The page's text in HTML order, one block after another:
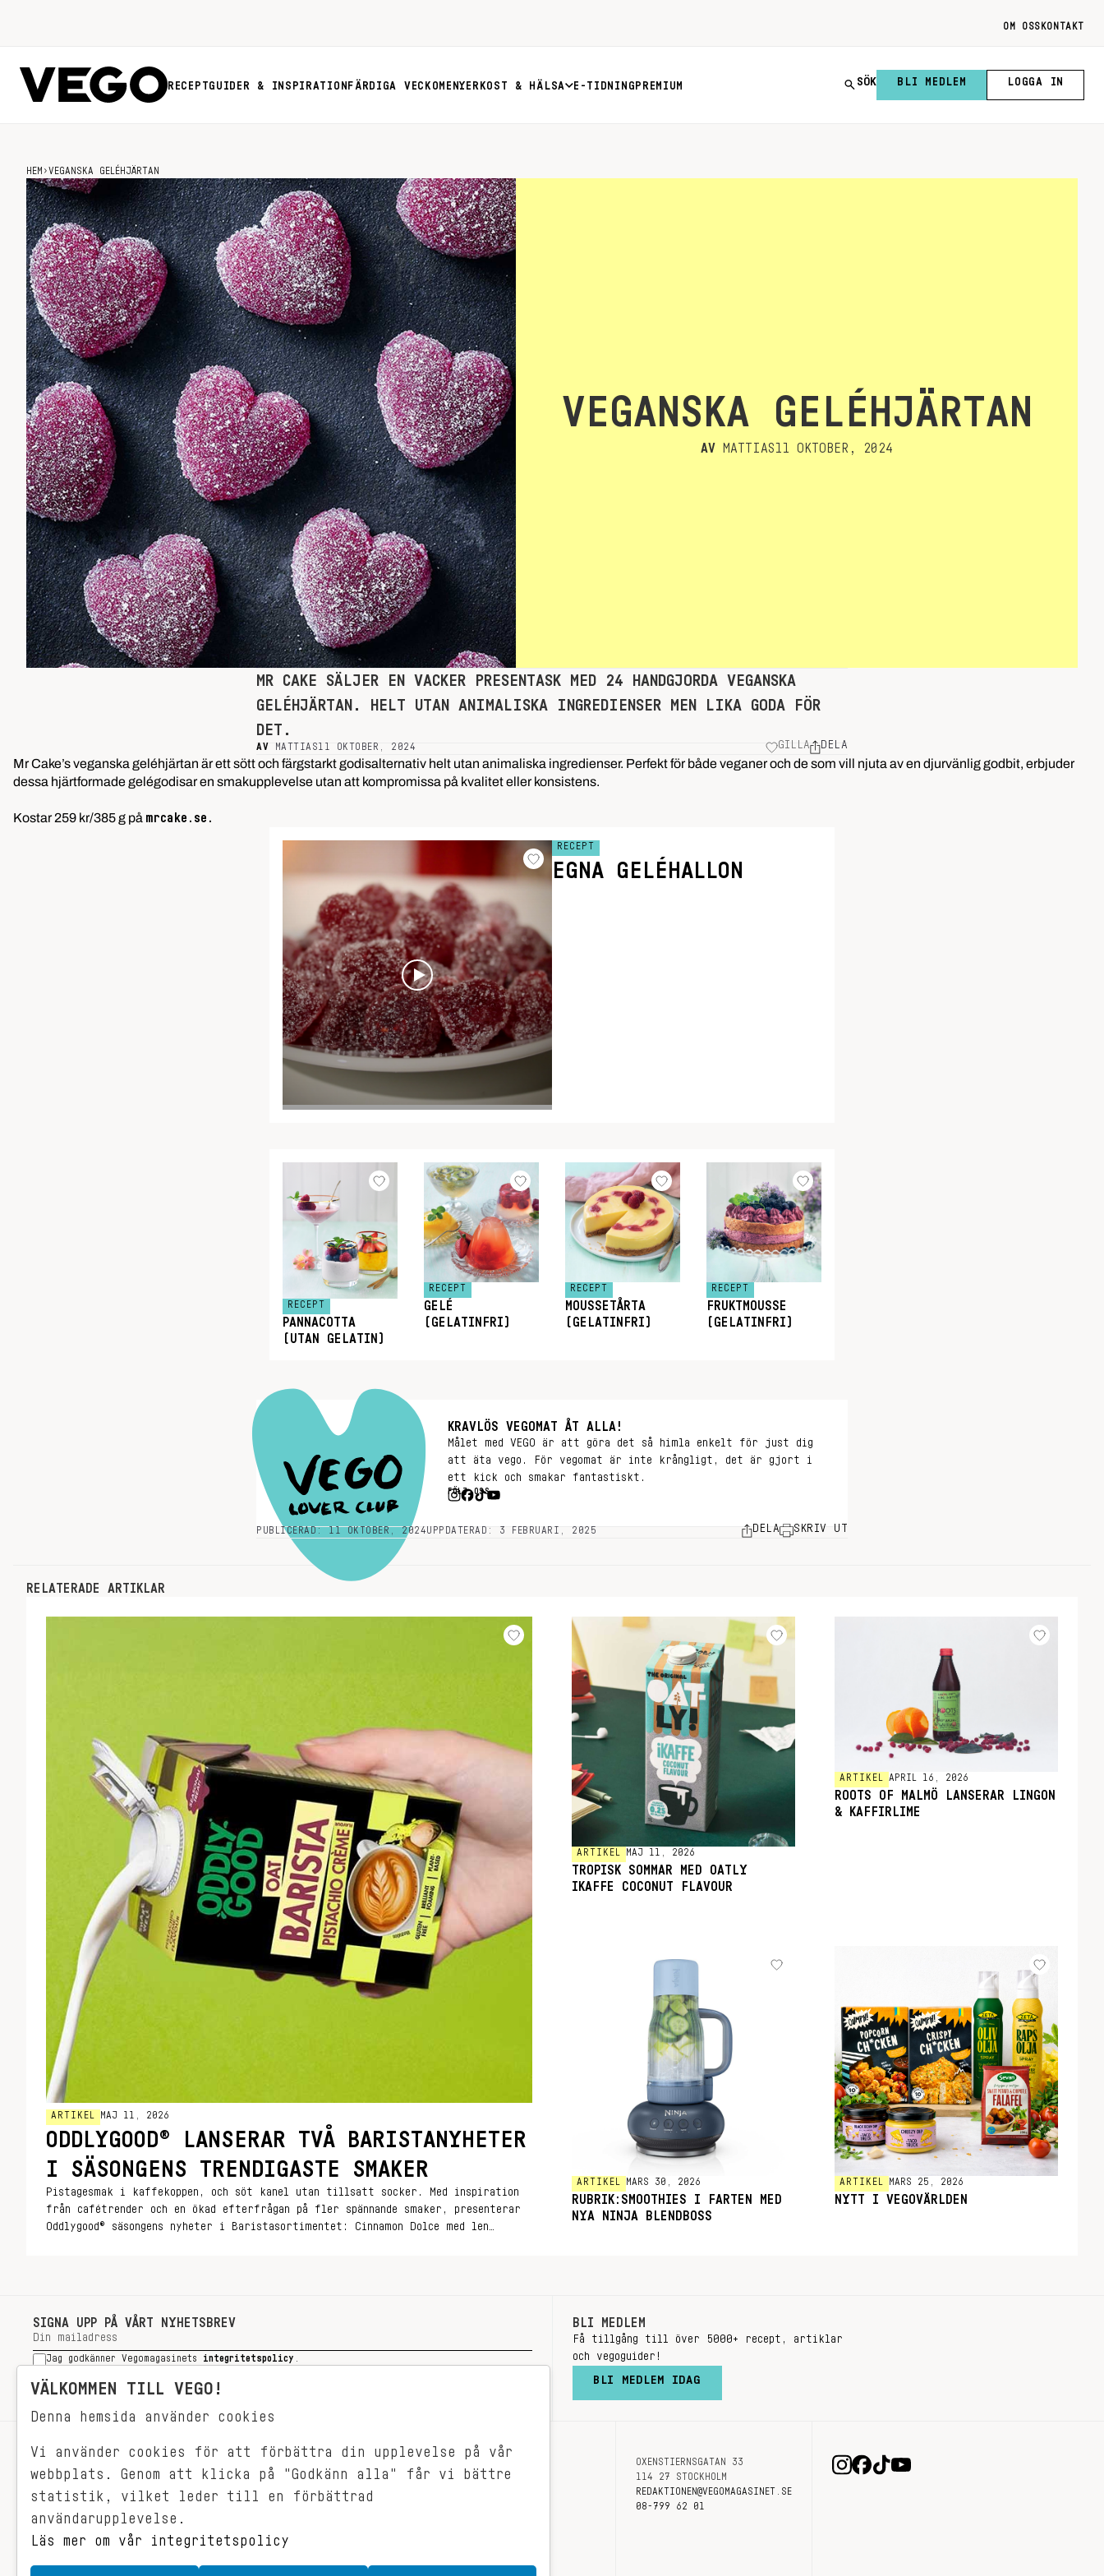
OM OSS KONTAKT
RECEPTGUIDER & INSPIRATION FÄRDIGA VECKOMENYER KOST & HÄLSA E-TIDNING PREMIUM SÖK BLI MEDLEM LOGGA IN
HEM ›VEGANSKA GELÉHJÄRTAN
VEGANSKA GELÉHJÄRTAN
AV MATTIAS 11 OKTOBER, 2024
MR CAKE SÄLJER EN VACKER PRESENTASK MED 24 HANDGJORDA VEGANSKA
GELÉHJÄRTAN. HELT UTAN ANIMALISKA INGREDIENSER MEN LIKA GODA FÖR
DET.
AV MATTIAS11 OKTOBER, 2024 GILLA DELA
Mr Cake’s veganska geléhjärtan är ett sött och färgstarkt godisalternativ helt utan animaliska ingredienser. Perfekt för både veganer och de som vill njuta av en djurvänlig godbit, erbjuder
dessa hjärtformade gelégodisar en smakupplevelse utan att kompromissa på kvalitet eller konsistens.
Kostar 259 kr/385 g på mrcake.se .
RECEPT
EGNA GELÉHALLON
RECEPT
PANNACOTTA
(UTAN GELATIN)
RECEPT
GELÉ
(GELATINFRI)
RECEPT
MOUSSETÅRTA
(GELATINFRI)
RECEPT
FRUKTMOUSSE
(GELATINFRI)
KRAVLÖS VEGOMAT ÅT ALLA!
Målet med VEGO är att göra det så himla enkelt för just dig
att äta vego. För vegomat är inte krångligt, det är gjort i
ett kick och smakar fantastiskt.
FÖLJ OSS
PUBLICERAD: 11 OKTOBER, 2024UPPDATERAD: 3 FEBRUARI, 2025 DELA SKRIV UT
RELATERADE ARTIKLAR
ARTIKEL MAJ 11, 2026
ODDLYGOOD® LANSERAR TVÅ BARISTANYHETER
I SÄSONGENS TRENDIGASTE SMAKER
Pistagesmak i kaffekoppen, och söt kanel utan tillsatt socker. Med inspiration
från cafétrender och en ökad efterfrågan på fler spännande smaker, presenterar
Oddlygood® säsongens nyheter i Baristasortimentet: Cinnamon Dolce med len
ARTIKEL MAJ 11, 2026
TROPISK SOMMAR MED OATLY
IKAFFE COCONUT FLAVOUR
ARTIKEL APRIL 16, 2026
ROOTS OF MALMÖ LANSERAR LINGON
& KAFFIRLIME
ARTIKEL MARS 30, 2026
RUBRIK:SMOOTHIES I FARTEN MED
NYA NINJA BLENDBOSS
ARTIKEL MARS 25, 2026
NYTT I VEGOVÄRLDEN
SIGNA UPP PÅ VÅRT NYHETSBREV
Jag godkänner Vegomagasinets integritetspolicy
SIGNA UPP
BLI MEDLEM
Få tillgång till över 5000+ recept, artiklar
och vegoguider!
BLI MEDLEM IDAG
himla enkelt för just dig att äta
vego. För vegomat är inte krångligt,
fantastiskt.
RECEPT
VEGONYTT
OM OSS
OXENSTIERNSGATAN 33
114 27 STOCKHOLM
REDAKTIONEN@VEGOMAGASINET.SE
08-799 62 01
VÄLKOMMEN TILL VEGO!
Denna hemsida använder cookies
Vi använder cookies för att förbättra din upplevelse på vår
webbplats. Genom att klicka på "Godkänn alla" får vi bättre
statistik, vilket leder till en förbättrad
användarupplevelse.
Läs mer om vår integritetspolicy